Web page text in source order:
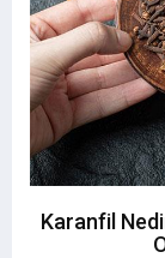
Karanfil